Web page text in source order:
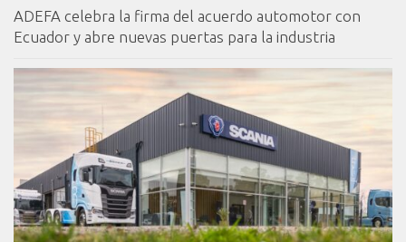
ADEFA celebra la firma del acuerdo automotor con
Ecuador y abre nuevas puertas para la industria